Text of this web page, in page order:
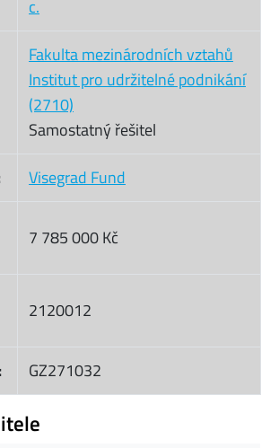
c.
Fakulta mezinárodních vztahů
Institut pro udržitelné podnikání
(2710)
Samostatný řešitel
Visegrad Fund
7 785 000 Kč
2120012
GZ271032